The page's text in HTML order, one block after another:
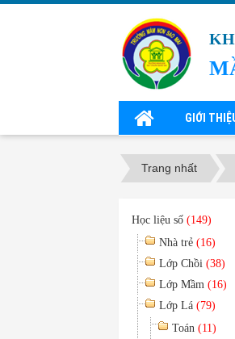
GIỚI
Trang nhất
Học liệu số (149)
Nhà trẻ (16)
Lớp Chồi (38)
Lớp Mầm (16)
Lớp Lá (79)
Toán (11)